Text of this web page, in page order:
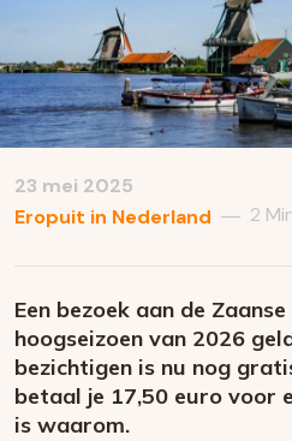
23 mei 2025
Eropuit in Nederland — 2
Een bezoek aan de
hoogseizoen van 2026
bezichtigen is nu nog
betaal je 17,50 euro voor
is waarom.